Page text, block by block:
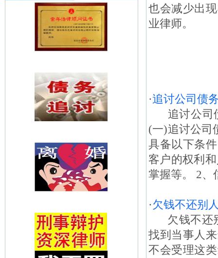
也会减少出
业律师。
·追讨公司债
追讨公司
(一)追讨公司
具备以下条
客户的权利
掌握等。 2、
·欠钱不还别
欠钱不还别
找到当事人
不会受理这